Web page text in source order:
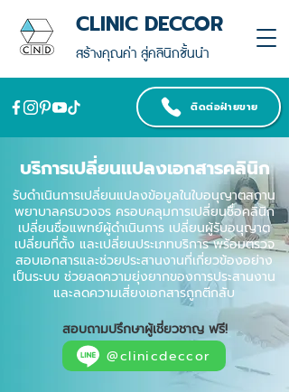
สร้างคุณค่า สู่คลินิกชั้นนำ
CLINIC DECCOR
ติดต่อฝ่ายขาย
บริการเปลี่ยนแปลงเอกสารคลินิก
รับดำเนินการเปลี่ยนแปลงข้อมูลในใบอนุญาตสถาน
พยาบาลครบวงจร ครอบคลุมการเปลี่ยนชื่อคลินิก
เปลี่ยนชื่อแพทย์ผู้ดำเนินการ เปลี่ยนผู้รับอนุญาต
เปลี่ยนที่ตั้ง และเปลี่ยนประเภทบริการ พร้อมตรวจ
สอบเอกสารและช่วยประสานงานที่เกี่ยวข้องอย่าง
เป็นระบบ ช่วยลดความยุ่งยากของการประสานงาน
และลดความเสี่ยงเอกสารถูกตีกลับ
สอบถามปรึกษาผู้เชี่ยวชาญ ฟรี!
@clinicdeccor